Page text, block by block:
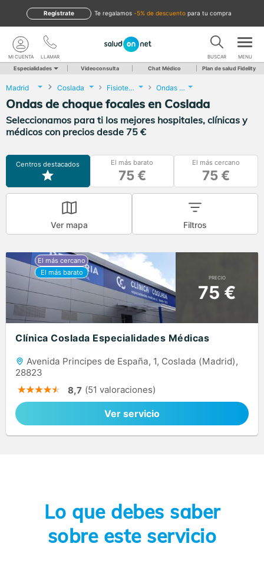
te regalamos -5% de descuento para tu compra
Regístrate
LLAMAR
MI CUENTA BUSCAR MENU
Especialidades Videoconsulta Chat Médico Plan de salud Fidelity
Madrid Coslada Fisioterapia Ondas de choque focales
Ondas de choque focales en Coslada
Seleccionamos para ti los mejores hospitales, clínicas y
médicos con precios desde 75 €
Centros destacados El más barato
75 €
El más cercano
75 €
Ver mapa Filtros
PRECIO
75 €
Clínica Coslada Especialidades Médicas
Avenida Principes de España, 1, Coslada (Madrid),
28823
8,7 (51 valoraciones)
Ver servicio
Lo que debes saber
sobre este servicio